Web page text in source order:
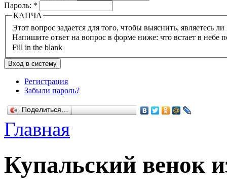
Пароль: *
КАПЧА
Напишите ответ на вопрос в форме ниже: что встает в небе
Fill in the blank
Регистрация
Забыли пароль?
Поделиться…
Главная
Купальский венок